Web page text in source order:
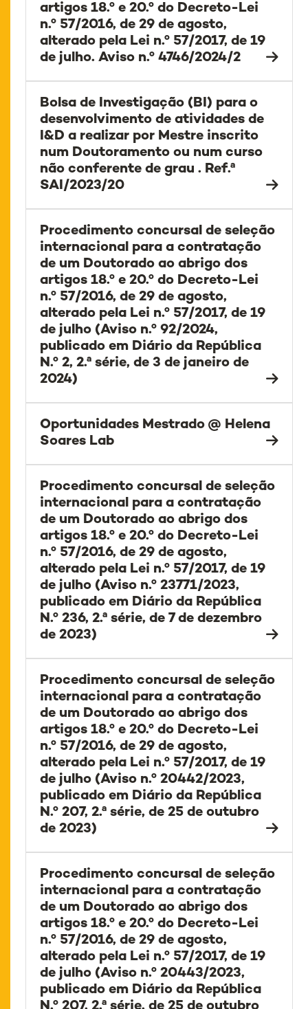
artigos 18.º e 20.º do Decreto-Lei
n.º 57/2016, de 29 de agosto,
alterado pela Lei n.º 57/2017, de 19
de julho. Aviso n.º 4746/2024/2
Bolsa de Investigação (BI) para o
desenvolvimento de atividades de
I&D a realizar por Mestre inscrito
num Doutoramento ou num curso
não conferente de grau . Ref.ª
SAI/2023/20
Procedimento concursal de seleção
internacional para a contratação
de um Doutorado ao abrigo dos
artigos 18.º e 20.º do Decreto-Lei
n.º 57/2016, de 29 de agosto,
alterado pela Lei n.º 57/2017, de 19
de julho (Aviso n.º 92/2024,
publicado em Diário da República
N.º 2, 2.ª série, de 3 de janeiro de
2024)
Oportunidades Mestrado @ Helena
Soares Lab
Procedimento concursal de seleção
internacional para a contratação
de um Doutorado ao abrigo dos
artigos 18.º e 20.º do Decreto-Lei
n.º 57/2016, de 29 de agosto,
alterado pela Lei n.º 57/2017, de 19
de julho (Aviso n.º 23771/2023,
publicado em Diário da República
N.º 236, 2.ª série, de 7 de dezembro
de 2023)
Procedimento concursal de seleção
internacional para a contratação
de um Doutorado ao abrigo dos
artigos 18.º e 20.º do Decreto-Lei
n.º 57/2016, de 29 de agosto,
alterado pela Lei n.º 57/2017, de 19
de julho (Aviso n.º 20442/2023,
publicado em Diário da República
N.º 207, 2.ª série, de 25 de outubro
de 2023)
Procedimento concursal de seleção
internacional para a contratação
de um Doutorado ao abrigo dos
artigos 18.º e 20.º do Decreto-Lei
n.º 57/2016, de 29 de agosto,
alterado pela Lei n.º 57/2017, de 19
de julho (Aviso n.º 20443/2023,
publicado em Diário da República